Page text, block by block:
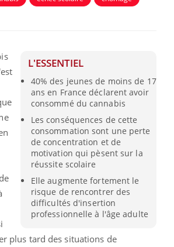
L'ESSENTIEL
40% des jeunes de moins de 17
ans en France déclarent avoir
consommé du cannabis
Les conséquences de cette
consommation sont une perte
de concentration et de
motivation qui pèsent sur la
réussite scolaire
Elle augmente fortement le
risque de rencontrer des
difficultés d'insertion
professionnelle à l'âge adulte
plus tard des situations de